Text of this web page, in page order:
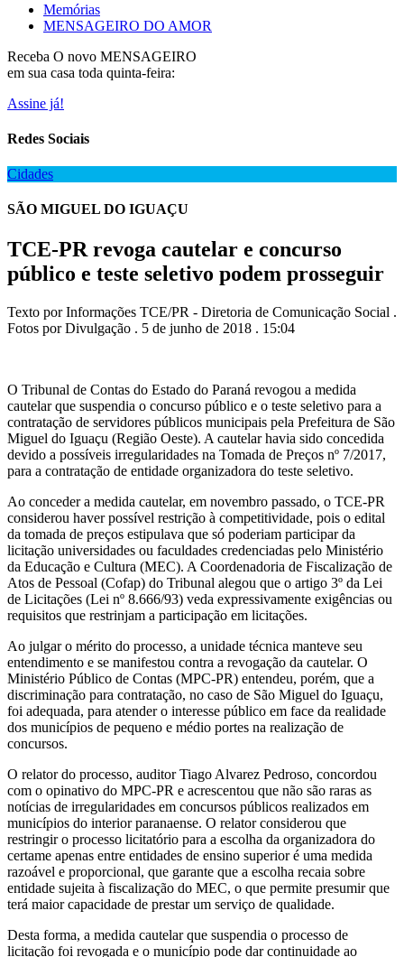
Memórias
MENSAGEIRO DO AMOR
Receba O novo MENSAGEIRO
em sua casa toda quinta-feira:
Assine já!
Redes Sociais
Cidades
SÃO MIGUEL DO IGUAÇU
TCE-PR revoga cautelar e concurso
público e teste seletivo podem prosseguir
Texto por Informações TCE/PR - Diretoria de Comunicação Social .
Fotos por Divulgação . 5 de junho de 2018 . 15:04
O Tribunal de Contas do Estado do Paraná revogou a medida
cautelar que suspendia o concurso público e o teste seletivo para a
contratação de servidores públicos municipais pela Prefeitura de São
Miguel do Iguaçu (Região Oeste). A cautelar havia sido concedida
devido a possíveis irregularidades na Tomada de Preços nº 7/2017,
para a contratação de entidade organizadora do teste seletivo.
Ao conceder a medida cautelar, em novembro passado, o TCE-PR
considerou haver possível restrição à competitividade, pois o edital
da tomada de preços estipulava que só poderiam participar da
licitação universidades ou faculdades credenciadas pelo Ministério
da Educação e Cultura (MEC). A Coordenadoria de Fiscalização de
Atos de Pessoal (Cofap) do Tribunal alegou que o artigo 3º da Lei
de Licitações (Lei nº 8.666/93) veda expressivamente exigências ou
requisitos que restrinjam a participação em licitações.
Ao julgar o mérito do processo, a unidade técnica manteve seu
entendimento e se manifestou contra a revogação da cautelar. O
Ministério Público de Contas (MPC-PR) entendeu, porém, que a
discriminação para contratação, no caso de São Miguel do Iguaçu,
foi adequada, para atender o interesse público em face da realidade
dos municípios de pequeno e médio portes na realização de
concursos.
O relator do processo, auditor Tiago Alvarez Pedroso, concordou
com o opinativo do MPC-PR e acrescentou que não são raras as
notícias de irregularidades em concursos públicos realizados em
municípios do interior paranaense. O relator considerou que
restringir o processo licitatório para a escolha da organizadora do
certame apenas entre entidades de ensino superior é uma medida
razoável e proporcional, que garante que a escolha recaia sobre
entidade sujeita à fiscalização do MEC, o que permite presumir que
terá maior capacidade de prestar um serviço de qualidade.
Desta forma, a medida cautelar que suspendia o processo de
licitação foi revogada e o município pode dar continuidade ao